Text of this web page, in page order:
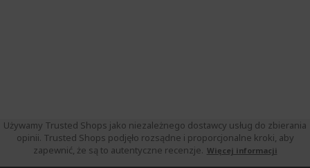
Używamy Trusted Shops jako niezależnego dostawcy usług do zbierania
opinii. Trusted Shops podjęło rozsądne i proporcjonalne kroki, aby
zapewnić, że są to autentyczne recenzje. Więcej informacji